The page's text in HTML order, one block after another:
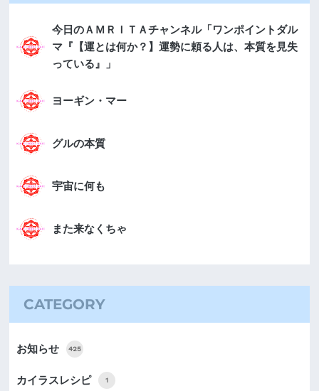
今日のＡＭＲＩＴＡチャンネル「ワンポイントダル
マ『【運とは何か？】運勢に頼る人は、本質を見失
っている』」
ヨーギン・マー
グルの本質
宇宙に何も
また来なくちゃ
CATEGORY
お知らせ 425
カイラスレシピ 1